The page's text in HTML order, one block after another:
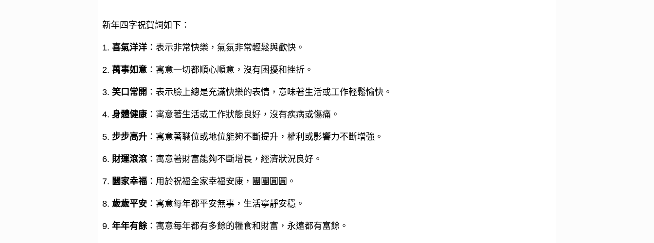
新年四字祝賀詞如下：
1. 喜氣洋洋：表示非常快樂，氣氛非常輕鬆與歡快。
2. 萬事如意：寓意一切都順心順意，沒有困擾和挫折。
3. 笑口常開 ：表示臉上總是充滿快樂的表情，意味著生活或工作輕鬆愉快。
4. 身體健康：寓意著生活或工作狀態良好，沒有疾病或傷痛。
5. 步步高升：寓意著職位或地位能夠不斷提升，權利或影響力不斷增強。
6. 財運滾滾：寓意著財富能夠不斷增長，經濟狀況良好。
7. 闔家幸福：用於祝福全家幸福安康，團團圓圓。
8. 歲歲平安：寓意每年都平安無事，生活寧靜安穩。
9. 年年有餘：寓意每年都有多餘的糧食和財富，永遠都有富餘。